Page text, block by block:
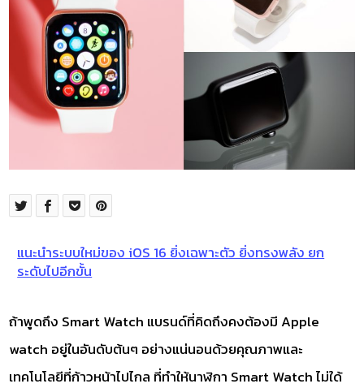
แนะนำระบบใหม่ของ iOS 16 ยิ่งเฉพาะตัว ยิ่งทรงพลัง ยก
ระดับไปอีกขั้น
ถ้าพูดถึง Smart Watch แบรนด์ที่คิดถึงคงต้องมี Apple
watch อยู่ในอันดับต้นๆ อย่างแน่นอนด้วยคุณภาพและ
เทคโนโลยีที่ก้าวหน้าไปไกล ที่ทำให้นาฬิกา Smart Watch ไม่ใด้